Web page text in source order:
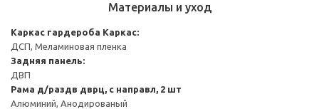
Материалы и уход
Каркас гардероба Каркас:
ДСП, Меламиновая пленка
Задняя панель:
ДВП
Рама д/раздв дврц, с направл, 2 шт
Алюминий, Анодированый